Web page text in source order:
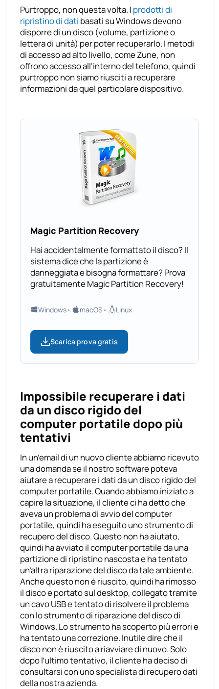
Purtroppo, non questa volta. I prodotti di
ripristino di dati basati su Windows devono
disporre di un disco (volume, partizione o
lettera di unità) per poter recuperarlo. I metodi
di accesso ad alto livello, come Zune, non
offrono accesso all’interno del telefono, quindi
purtroppo non siamo riusciti a recuperare
informazioni da quel particolare dispositivo.
Magic Partition Recovery
Hai accidentalmente formattato il disco? Il
sistema dice che la partizione è
danneggiata e bisogna formattare? Prova
gratuitamente Magic Partition Recovery!
Windows macOS Linux
Scarica prova gratis
Impossibile recuperare i dati
da un disco rigido del
computer portatile dopo più
tentativi
In un’email di un nuovo cliente abbiamo ricevuto
una domanda se il nostro software poteva
aiutare a recuperare i dati da un disco rigido del
computer portatile. Quando abbiamo iniziato a
capire la situazione, il cliente ci ha detto che
aveva un problema di avvio del computer
portatile, quindi ha eseguito uno strumento di
recupero del disco. Questo non ha aiutato,
quindi ha avviato il computer portatile da una
partizione di ripristino nascosta e ha tentato
un’altra riparazione del disco da tale ambiente.
Anche questo non è riuscito, quindi ha rimosso
il disco e portato sul desktop, collegato tramite
un cavo USB e tentato di risolvere il problema
con lo strumento di riparazione del disco di
Windows. Lo strumento ha scoperto più errori e
ha tentato una correzione. Inutile dire che il
disco non è riuscito a riavviare di nuovo. Solo
dopo l’ultimo tentativo, il cliente ha deciso di
consultarsi con uno specialista di recupero dati
della nostra azienda.